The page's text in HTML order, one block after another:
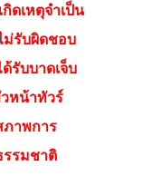
ดเหตุจำเป็น
ม่รับผิดชอบ
รับบาดเจ็บ
หน้าทัวร์
ภาพการ
รรมชาติ